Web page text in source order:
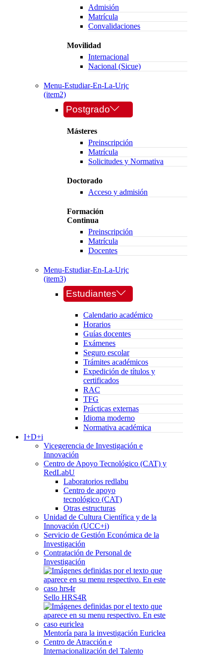
Admisión
Matrícula
Convalidaciones
Movilidad
Internacional
Nacional (Sicue)
Menu-Estudiar-En-La-Urjc
(item2)
Postgrado
Másteres
Preinscripción
Matrícula
Solicitudes y Normativa
Doctorado
Acceso y admisión
Formación
Continua
Preinscripción
Matrícula
Docentes
Menu-Estudiar-En-La-Urjc
(item3)
Estudiantes
Calendario académico
Horarios
Guías docentes
Exámenes
Seguro escolar
Trámites académicos
Expedición de títulos y
certificados
RAC
TFG
Prácticas externas
Idioma moderno
Normativa académica
I+D+i
Vicegerencia de Investigación e
Innovación
Centro de Apoyo Tecnológico (CAT) y
RedLabU
Laboratorios redlabu
Centro de apoyo
tecnológico (CAT)
Otras estructuras
Unidad de Cultura Científica y de la
Innovación (UCC+i)
Servicio de Gestión Económica de la
Investigación
Contratación de Personal de
Investigación
Sello HRS4R
Mentoría para la investigación Euriclea
Centro de Atracción e
Internacionalización del Talento